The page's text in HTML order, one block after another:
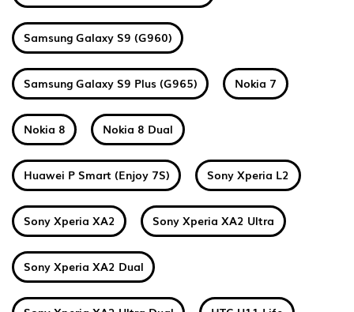
Samsung Galaxy S9 (G960)
Samsung Galaxy S9 Plus (G965) Nokia 7
Nokia 8 Nokia 8 Dual
Huawei P Smart (Enjoy 7S) Sony Xperia L2
Sony Xperia XA2 Sony Xperia XA2 Ultra
Sony Xperia XA2 Dual